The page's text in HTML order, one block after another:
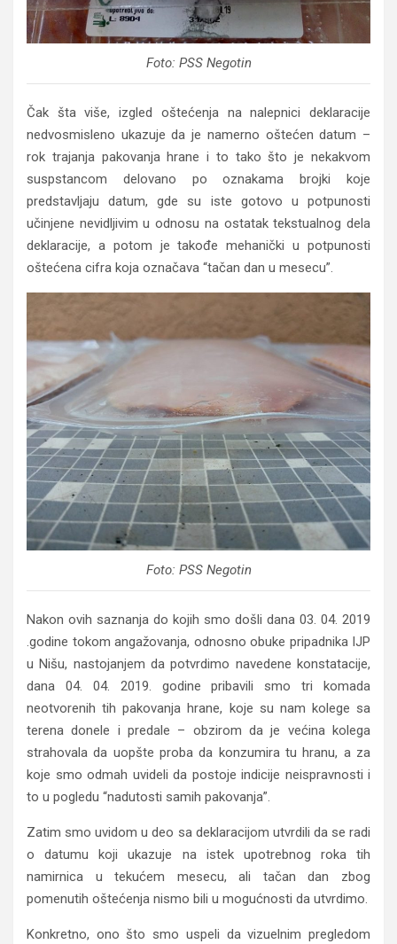
Foto: PSS Negotin
Čak šta više, izgled oštećenja na nalepnici deklaracije
nedvosmisleno ukazuje da je namerno oštećen datum –
rok trajanja pakovanja hrane i to tako što je nekakvom
suspstancom delovano po oznakama brojki koje
predstavljaju datum, gde su iste gotovo u potpunosti
učinjene nevidljivim u odnosu na ostatak tekstualnog dela
deklaracije, a potom je takođe mehanički u potpunosti
oštećena cifra koja označava “tačan dan u mesecu”.
Foto: PSS Negotin
Nakon ovih saznanja do kojih smo došli dana 03. 04. 2019
.godine tokom angažovanja, odnosno obuke pripadnika IJP
u Nišu, nastojanjem da potvrdimo navedene konstatacije,
dana 04. 04. 2019. godine pribavili smo tri komada
neotvorenih tih pakovanja hrane, koje su nam kolege sa
terena donele i predale – obzirom da je većina kolega
strahovala da uopšte proba da konzumira tu hranu, a za
koje smo odmah uvideli da postoje indicije neispravnosti i
to u pogledu “nadutosti samih pakovanja”.
Zatim smo uvidom u deo sa deklaracijom utvrdili da se radi
o datumu koji ukazuje na istek upotrebnog roka tih
namirnica u tekućem mesecu, ali tačan dan zbog
pomenutih oštećenja nismo bili u mogućnosti da utvrdimo.
Konkretno, ono što smo uspeli da vizuelnim pregledom